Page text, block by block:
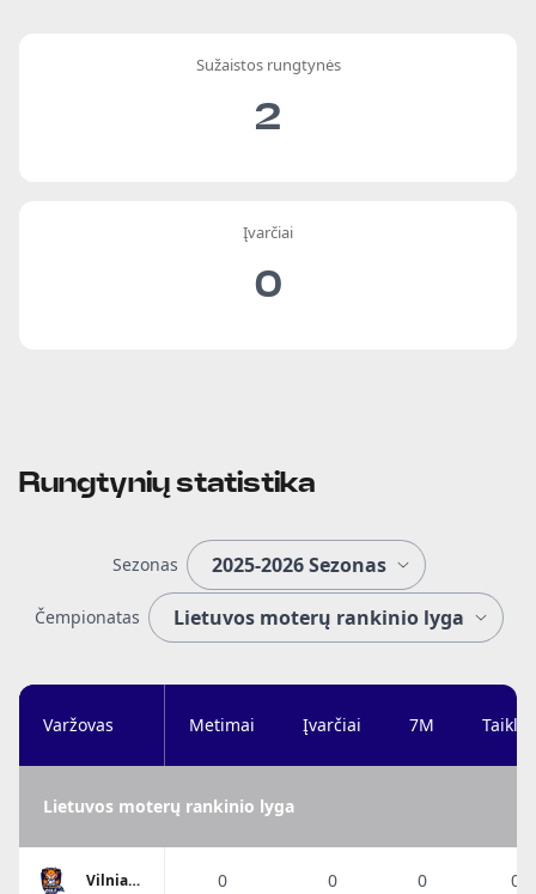
Sužaistos rungtynės
2
Įvarčiai
0
Rungtynių statistika
Sezonas
Čempionatas
Varžovas Metimai Įvarčiai 7M
Lietuvos moterų rankinio lyga
Vilniaus
0 0 0 0%